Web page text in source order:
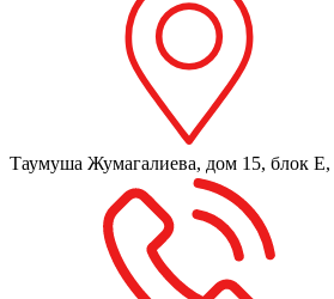
Таумуша Жумагалиева, дом 15, блок